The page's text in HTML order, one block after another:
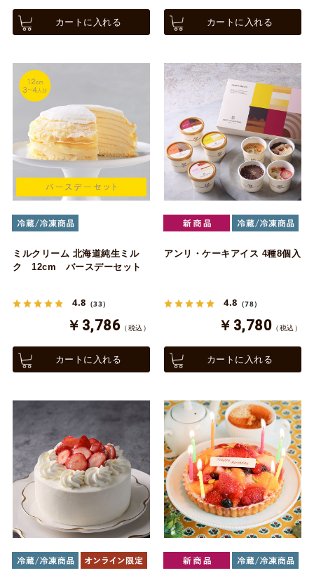
カートに入れる カートに入れる
ミルクリーム 北海道純生ミル
ク 12cm バースデーセット
4.8 （33）
￥3,786 （税込）
カートに入れる
アンリ・ケーキアイス 4種8個入
4.8 （78）
￥3,780 （税込）
カートに入れる